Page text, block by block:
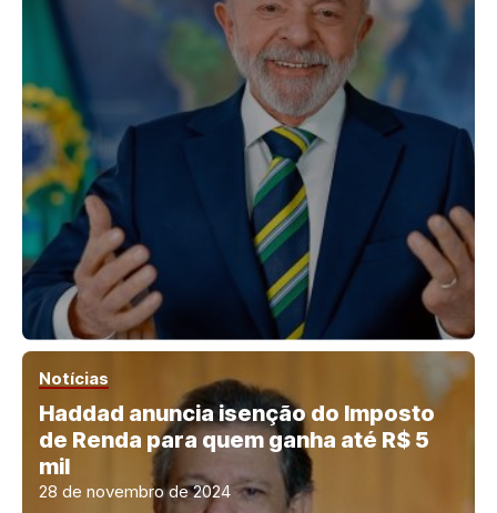
Notícias
Haddad anuncia isenção do Imposto
de Renda para quem ganha até R$ 5
mil
28 de novembro de 2024